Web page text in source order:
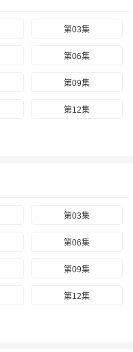
第03集
第06集
第09集
第12集
第03集
第06集
第09集
第12集